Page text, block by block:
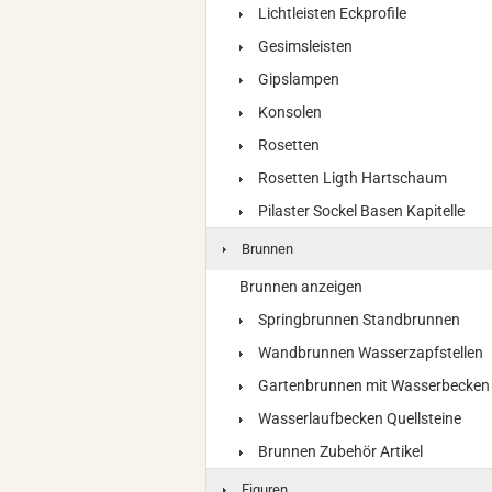
Lichtleisten Eckprofile
Gesimsleisten
Gipslampen
Konsolen
Rosetten
Rosetten Ligth Hartschaum
Pilaster Sockel Basen Kapitelle
Brunnen
Brunnen anzeigen
Springbrunnen Standbrunnen
Wandbrunnen Wasserzapfstellen
Gartenbrunnen mit Wasserbecken
Wasserlaufbecken Quellsteine
Brunnen Zubehör Artikel